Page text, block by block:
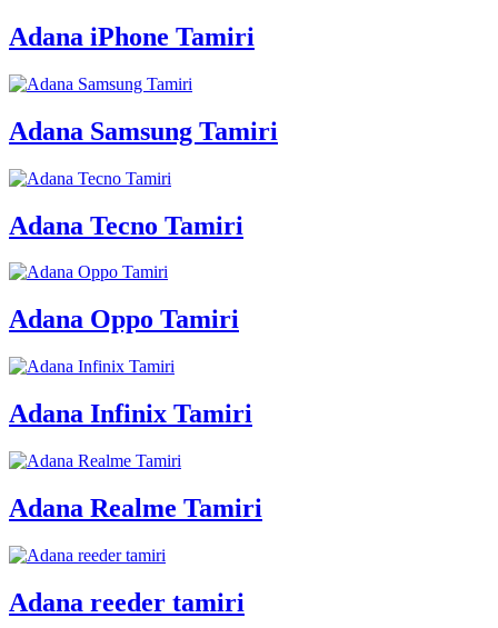
Adana iPhone Tamiri
Adana Samsung Tamiri
Adana Tecno Tamiri
Adana Oppo Tamiri
Adana Infinix Tamiri
Adana Realme Tamiri
Adana reeder tamiri